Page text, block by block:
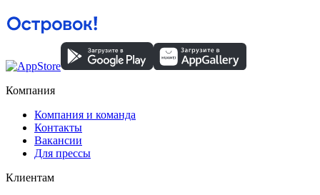
Компания
Компания и команда
Контакты
Вакансии
Для прессы
Клиентам